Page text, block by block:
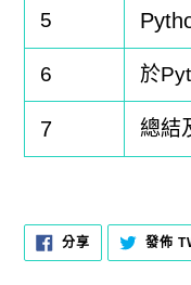
5
6 於
7 總結
分享分
至
發佈